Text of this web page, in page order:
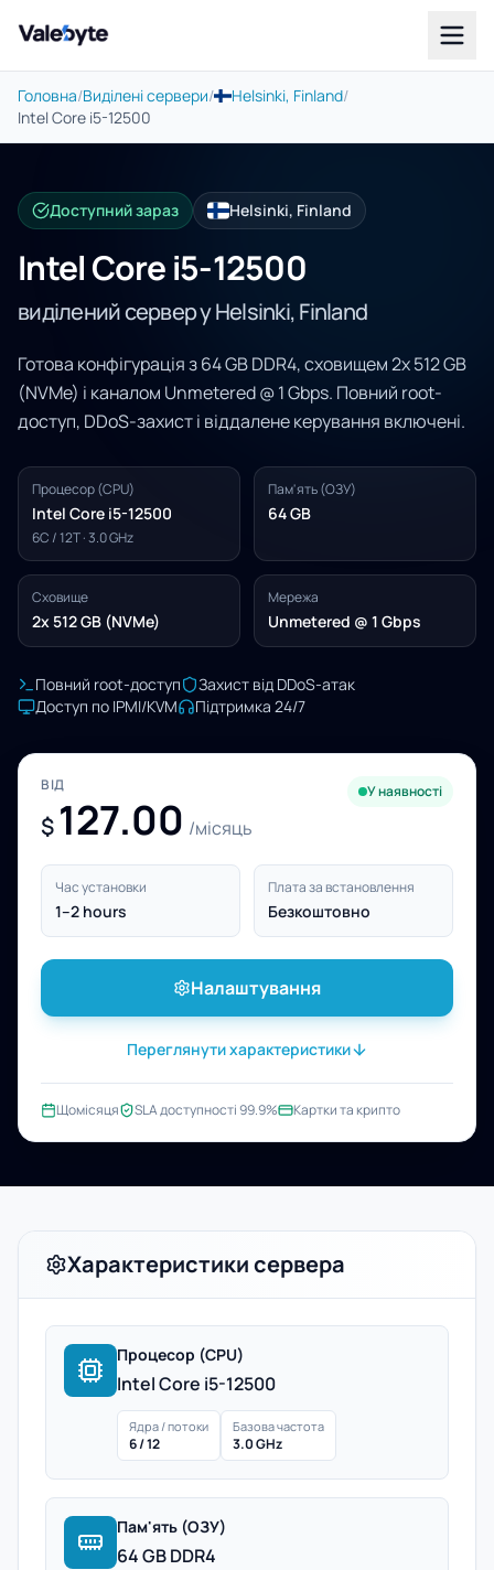
Valebyte
Головна/Виділені сервери/ Helsinki, Finland/
Intel Core i5-12500
Доступний зараз Helsinki, Finland
Intel Core i5-12500
виділений сервер у Helsinki, Finland
Готова конфігурація з 64 GB DDR4, сховищем 2x 512 GB
(NVMe) і каналом Unmetered @ 1 Gbps. Повний root-
доступ, DDoS-захист і віддалене керування включені.
Процесор (CPU)
Intel Core i5-12500
6C / 12T · 3.0 GHz
Пам'ять (ОЗУ)
64 GB
Сховище
2x 512 GB (NVMe)
Мережа
Unmetered @ 1 Gbps
Повний root-доступ
Захист від DDoS-атак
Доступ по IPMI/KVM
Підтримка 24/7
ВІД
$ 127.00 /місяць
У наявності
Час установки
1–2 hours
Плата за встановлення
Безкоштовно
Налаштування
Переглянути характеристики
Щомісяця SLA доступності 99.9% Картки та крипто
Характеристики сервера
Процесор (CPU)
Intel Core i5-12500
Ядра / потоки
6 / 12
Базова частота
3.0 GHz
Пам'ять (ОЗУ)
64 GB DDR4